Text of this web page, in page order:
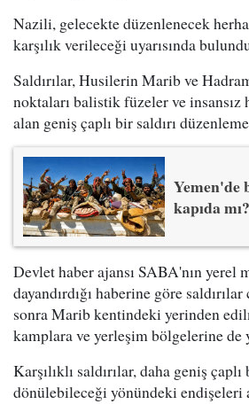
Nazili, gelecekte düzenlenecek
karşılık verileceği uyarısında
Saldırılar, Husilerin Marib ve
noktaları balistik füzeler ve insansız
alan geniş çaplı bir saldırı
Yemen'de
kapıda mı?
Devlet haber ajansı SABA'nın yerel
dayandırdığı haberine göre
sonra Marib kentindeki yerinden
kamplara ve yerleşim bölgelerine de
Karşılıklı saldırılar, daha geniş
dönülebileceği yönündeki endişeleri